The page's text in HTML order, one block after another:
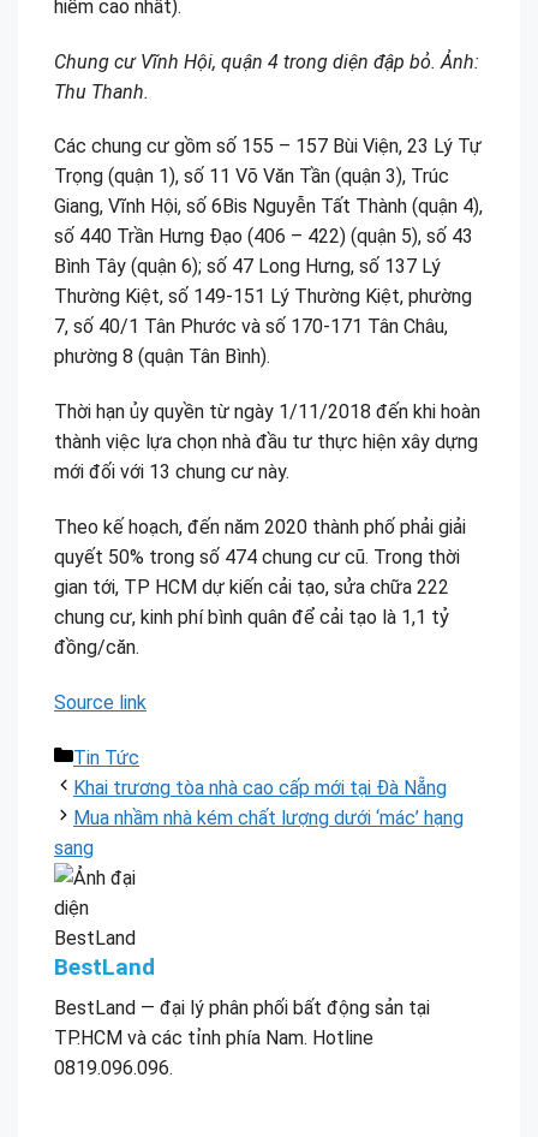
hiểm cao nhất).
Chung cư Vĩnh Hội, quận 4 trong diện đập bỏ. Ảnh:
Thu Thanh.
Các chung cư gồm số 155 – 157 Bùi Viện, 23 Lý Tự
Trọng (quận 1), số 11 Võ Văn Tần (quận 3), Trúc
Giang, Vĩnh Hội, số 6Bis Nguyễn Tất Thành (quận 4),
số 440 Trần Hưng Đạo (406 – 422) (quận 5), số 43
Bình Tây (quận 6); số 47 Long Hưng, số 137 Lý
Thường Kiệt, số 149-151 Lý Thường Kiệt, phường
7, số 40/1 Tân Phước và số 170-171 Tân Châu,
phường 8 (quận Tân Bình).
Thời hạn ủy quyền từ ngày 1/11/2018 đến khi hoàn
thành việc lựa chọn nhà đầu tư thực hiện xây dựng
mới đối với 13 chung cư này.
Theo kế hoạch, đến năm 2020 thành phố phải giải
quyết 50% trong số 474 chung cư cũ. Trong thời
gian tới, TP HCM dự kiến cải tạo, sửa chữa 222
chung cư, kinh phí bình quân để cải tạo là 1,1 tỷ
đồng/căn.
Source link
Danh
mục
Tin Tức
Khai trương tòa nhà cao cấp mới tại Đà Nẵng
Mua nhầm nhà kém chất lượng dưới ‘mác’ hạng
sang
BestLand
BestLand — đại lý phân phối bất động sản tại
TP.HCM và các tỉnh phía Nam. Hotline
0819.096.096.